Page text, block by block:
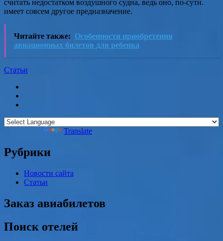
считать недостатком воздушного судна, ведь оно, по-сути.
имеет совсем другое предназначение.
Читайте также: Особенности приобретения
авиационных билетов для ребенка
Статьи
Translate
Рубрики
Новости сайта
Статьи
Заказ авиабилетов
Поиск отелей